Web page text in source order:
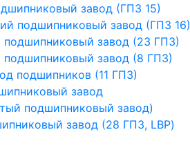
завод (ГПЗ 15)
подшипниковый завод (ГПЗ 16)
подшипниковый завод (23 ГПЗ)
подшипниковый завод (8 ГПЗ)
подшипников (11 ГПЗ)
завод
подшипниковый завод)
завод (28 ГПЗ, LBP)